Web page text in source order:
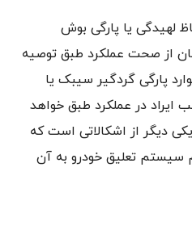
لهیدگی یا پارگی بوش
از صحت عملکرد طبق توصیه
پارگی گردگیر سیبک یا
ایراد در عملکرد طبق خواهد
دیگر از اشکالاتی است که
تعلیق خودرو به آن